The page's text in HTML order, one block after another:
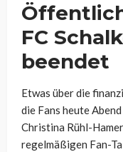
FC
beendet
Etwas über die
die Fans heute
Christina Rühl-
regelmäßigen Fan-